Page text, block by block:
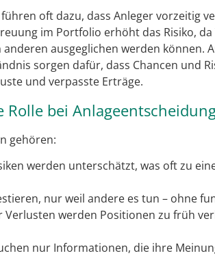
oft dazu, dass Anleger vorzeitig
im Portfolio erhöht das Risiko,
ausgeglichen werden können.
sorgen dafür, dass Chancen und
und verpasste Erträge.
bei
gehören:
werden unterschätzt, was oft zu
nur weil andere es tun – ohne
Verlusten werden Positionen zu früh
nur Informationen, die ihre